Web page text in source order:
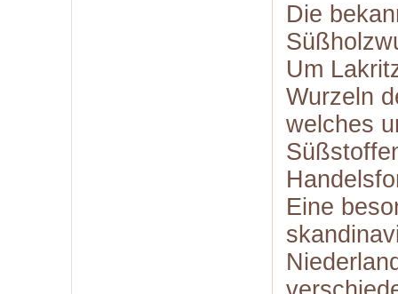
Die
Um
Wurzeln
welches
Eine